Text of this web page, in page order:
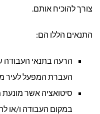
צורך להוכיח אותם.
התנאים הללו הם:
הרעה בתנאי העבודה
העברת המפעל לעיר
סיטואציה אשר
במקום העבודה ו/או